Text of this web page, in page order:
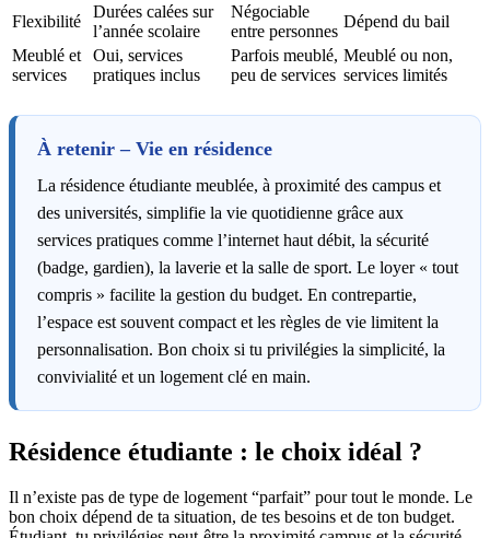
Flexibilité
Durées calées sur
l’année scolaire
Négociable
entre personnes
Dépend du bail
Meublé et
services
Oui, services
pratiques inclus
Parfois meublé,
peu de services
Meublé ou non,
services limités
À retenir – Vie en résidence
La résidence étudiante meublée, à proximité des campus et
des universités, simplifie la vie quotidienne grâce aux
services pratiques comme l’internet haut débit, la sécurité
(badge, gardien), la laverie et la salle de sport. Le loyer « tout
compris » facilite la gestion du budget. En contrepartie,
l’espace est souvent compact et les règles de vie limitent la
personnalisation. Bon choix si tu privilégies la simplicité, la
convivialité et un logement clé en main.
Résidence étudiante : le choix idéal ?
Il n’existe pas de type de logement “parfait” pour tout le monde. Le
bon choix dépend de ta situation, de tes besoins et de ton budget.